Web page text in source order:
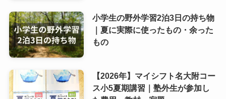
小学生の野外学習2泊3日の持ち物
｜夏に実際に使ったもの・余った
もの
【2026年】マイシフト名大附コー
ス小5夏期講習｜塾外生が参加し